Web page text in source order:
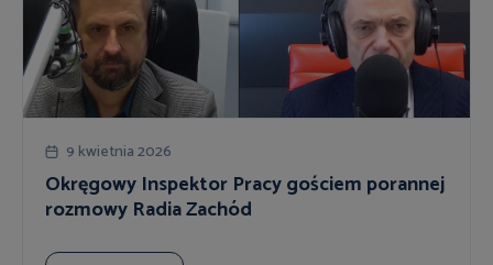
9 kwietnia 2026
Okręgowy Inspektor Pracy gościem porannej
rozmowy Radia Zachód